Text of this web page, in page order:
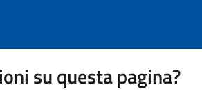
su questa pagina?